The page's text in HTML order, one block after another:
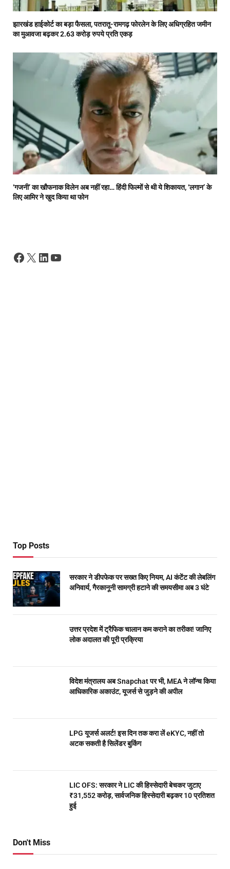
झारखंड हाईकोर्ट का बड़ा फैसला, पतरातू-रामगढ़ फोरलेन के लिए अधिग्रहित जमीन
का मुआवजा बढ़कर 2.63 करोड़ रुपये प्रति एकड़
‘गजनी’ का खौफनाक विलेन अब नहीं रहा… हिंदी फिल्मों से थी ये शिकायत, ‘लगान’ के
लिए आमिर ने खुद किया था फोन
Facebook
X LinkedIn
YouTube
Top Posts
सरकार ने डीपफेक पर सख्त किए नियम, AI कंटेंट की लेबलिंग
अनिवार्य, गैरकानूनी सामग्री हटाने की समयसीमा अब 3 घंटे
उत्तर प्रदेश में ट्रैफिक चालान कम कराने का तरीका! जानिए
लोक अदालत की पूरी प्रक्रिया
विदेश मंत्रालय अब Snapchat पर भी, MEA ने लॉन्च किया
आधिकारिक अकाउंट, यूजर्स से जुड़ने की अपील
LPG यूजर्स अलर्ट! इस दिन तक करा लें eKYC, नहीं तो
अटक सकती है सिलेंडर बुकिंग
LIC OFS: सरकार ने LIC की हिस्सेदारी बेचकर जुटाए
₹31,552 करोड़, सार्वजनिक हिस्सेदारी बढ़कर 10 प्रतिशत
हुई
Don't Miss